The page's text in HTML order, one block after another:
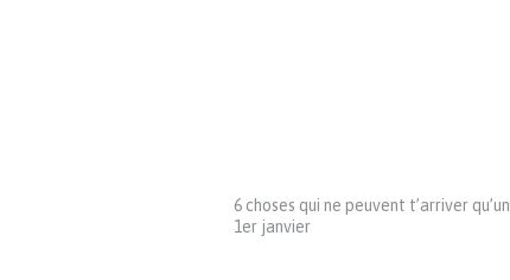
6 choses qui ne peuvent t’arriver qu’un
1er janvier